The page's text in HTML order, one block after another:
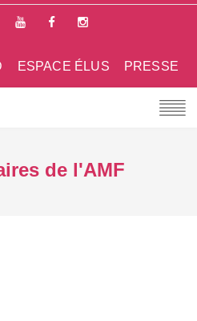
PRESSE
ESPACE ÉLUS
de l'AMF